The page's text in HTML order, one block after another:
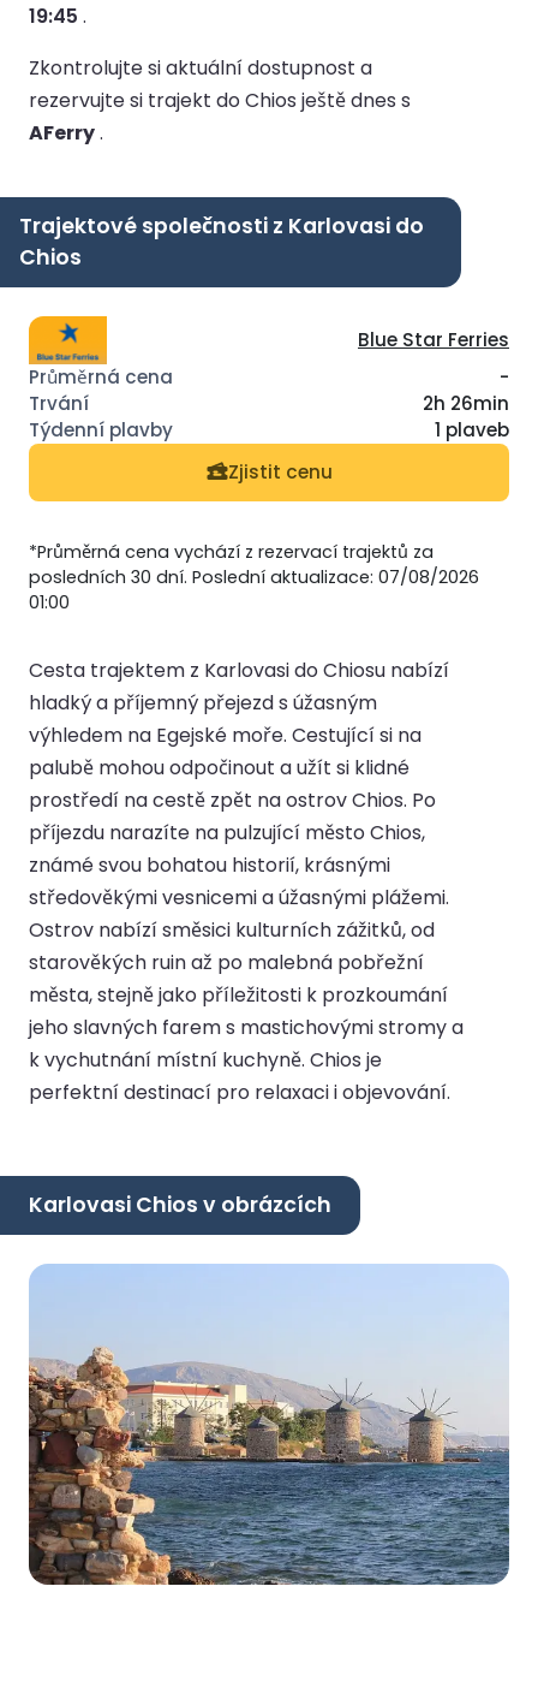
19:45 .
Zkontrolujte si aktuální dostupnost a
rezervujte si trajekt do Chios ještě dnes s
AFerry.
Trajektové společnosti z Karlovasi do
Chios
Blue Star Ferries
-
2h 26min
1 plaveb
Zjistit cenu
*Průměrná cena vychází z rezervací trajektů za
posledních 30 dní. Poslední aktualizace: 07/08/2026
01:00
Cesta trajektem z Karlovasi do Chiosu nabízí
hladký a příjemný přejezd s úžasným
výhledem na Egejské moře. Cestující si na
palubě mohou odpočinout a užít si klidné
prostředí na cestě zpět na ostrov Chios. Po
příjezdu narazíte na pulzující město Chios,
známé svou bohatou historií, krásnými
středověkými vesnicemi a úžasnými plážemi.
Ostrov nabízí směsici kulturních zážitků, od
starověkých ruin až po malebná pobřežní
města, stejně jako příležitosti k prozkoumání
jeho slavných farem s mastichovými stromy a
k vychutnání místní kuchyně. Chios je
perfektní destinací pro relaxaci i objevování.
Karlovasi Chios v obrázcích